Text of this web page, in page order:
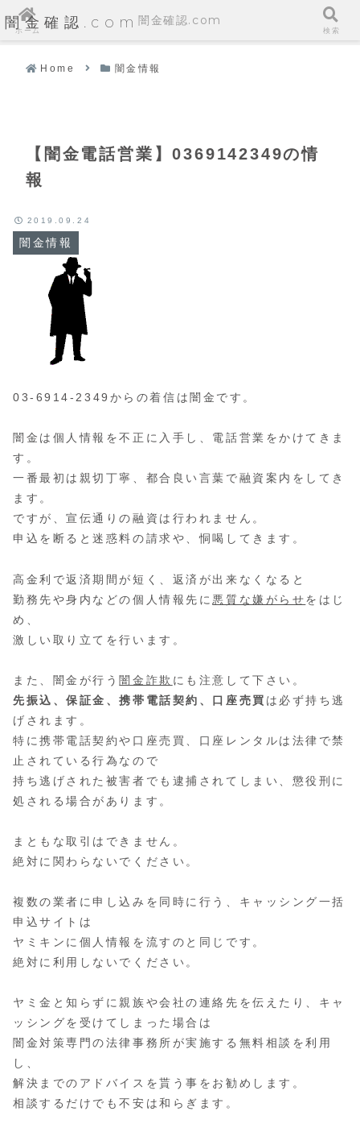
闇金確認.com
Home 闇金情報
【闇金電話営業】0369142349の情
報
闇金情報
2019.09.24
03-6914-2349からの着信は闇金です。
闇金は個人情報を不正に入手し、電話営業をかけてきま
す。
一番最初は親切丁寧、都合良い言葉で融資案内をしてき
ます。
ですが、宣伝通りの融資は行われません。
申込を断ると迷惑料の請求や、恫喝してきます。
高金利で返済期間が短く、返済が出来なくなると
勤務先や身内などの個人情報先に 悪質な嫌がらせをはじ
め、
激しい取り立てを行います。
また、闇金が行う 闇金詐欺 にも注意して下さい。
先振込、保証金、携帯電話契約、口座売買 は必ず持ち逃
げされます。
特に携帯電話契約や口座売買、口座レンタルは法律で禁
止されている行為なので
持ち逃げされた被害者でも逮捕されてしまい、懲役刑に
処される場合があります。
まともな取引はできません。
絶対に関わらないでください。
複数の業者に申し込みを同時に行う、キャッシング一括
申込サイトは
ヤミキンに個人情報を流すのと同じです。
絶対に利用しないでください。
ヤミ金と知らずに親族や会社の連絡先を伝えたり、キャ
ッシングを受けてしまった場合は
闇金対策専門の法律事務所が実施する無料相談を利用
し、
解決までのアドバイスを貰う事をお勧めします。
相談するだけでも不安は和らぎます。
ホーム
闇金確認.com
検索